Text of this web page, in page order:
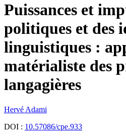
Puissances et
politiques et des
linguistiques :
matérialiste des
langagières
Hervé Adami
DOI : 10.57086/cpe.933